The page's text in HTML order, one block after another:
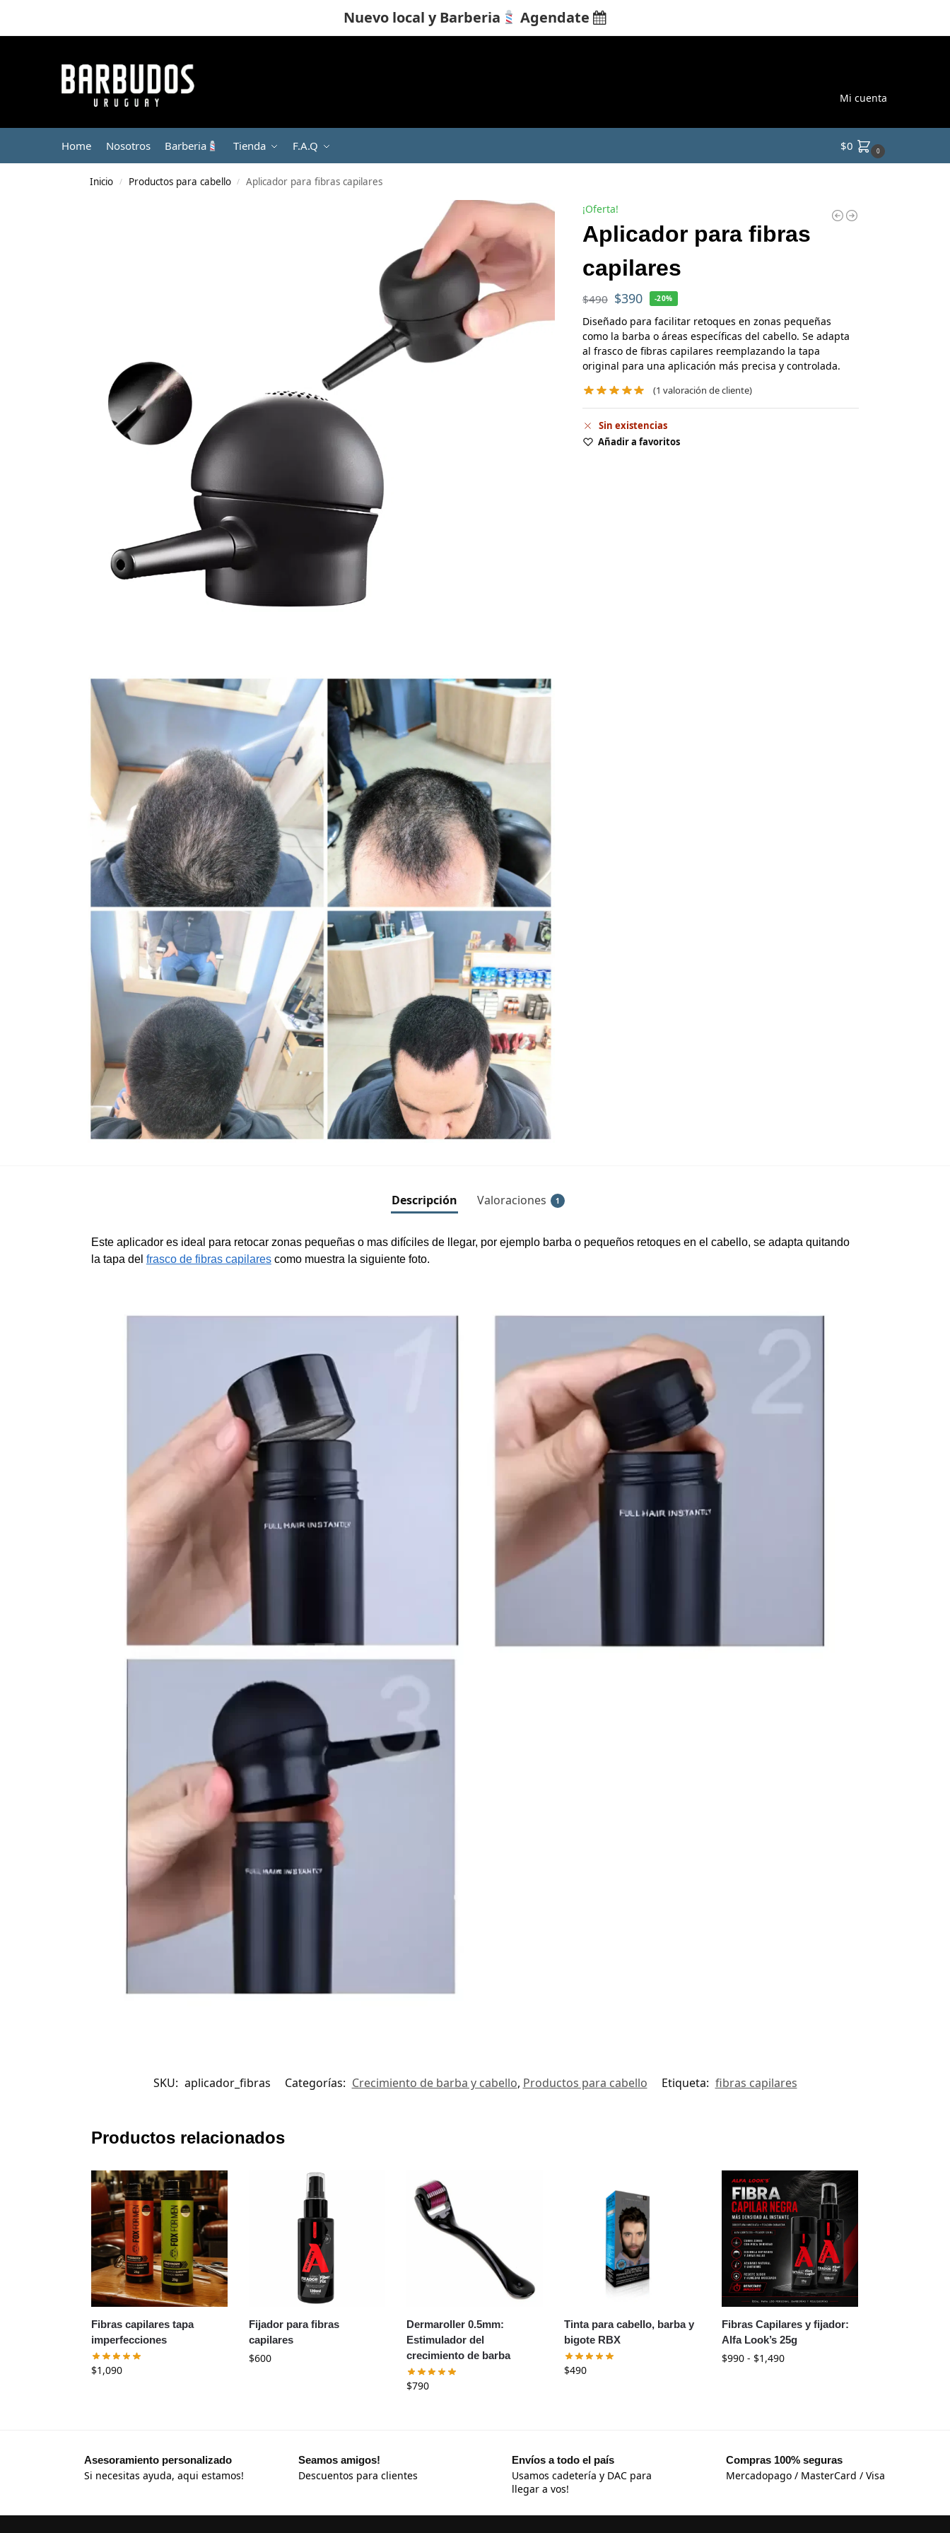
Nuevo local y Barberia Agendate 
Mi cuenta
Home Nosotros Barberia Tienda F.A.Q $0 0
Inicio / Productos para cabello / Aplicador para fibras capilares
¡Oferta!
Aplicador para fibras
capilares
$490 $390 -20%
Diseñado para facilitar retoques en zonas pequeñas
como la barba o áreas específicas del cabello. Se adapta
al frasco de fibras capilares reemplazando la tapa
original para una aplicación más precisa y controlada.
(1 valoración de cliente)
Sin existencias
Añadir a favoritos
Descripción Valoraciones 1
Este aplicador es ideal para retocar zonas pequeñas o mas difíciles de llegar, por ejemplo barba o pequeños retoques en el cabello, se adapta quitando
la tapa del frasco de fibras capilarescomo muestra la siguiente foto.
SKU: aplicador_fibras Categorías: Crecimiento de barba y cabello, Productos para cabello Etiqueta: fibras capilares
Productos relacionados
Fibras capilares tapa
imperfecciones
$1,090
Fijador para fibras
capilares
$600
Dermaroller 0.5mm:
Estimulador del
crecimiento de barba
$790
Tinta para cabello, barba y
bigote RBX
$490
Fibras Capilares y fijador:
Alfa Look’s 25g
$990 - $1,490
Asesoramiento personalizado
Si necesitas ayuda, aqui estamos!
Seamos amigos!
Descuentos para clientes
Envíos a todo el país
Usamos cadetería y DAC para
llegar a vos!
Compras 100% seguras
Mercadopago / MasterCard / Visa